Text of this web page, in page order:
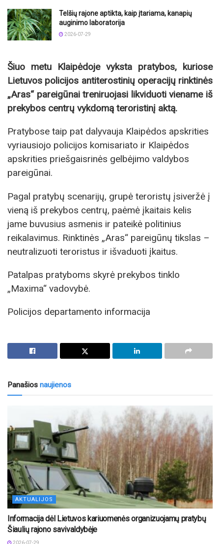
Telšių rajone aptikta, kaip įtariama, kanapių
auginimo laboratorija
2026-07-29
Šiuo metu Klaipėdoje vyksta pratybos, kuriose
Lietuvos policijos antiterostinių operacijų rinktinės
„Aras“ pareigūnai treniruojasi likviduoti viename iš
prekybos centrų vykdomą teroristinį aktą.
Pratybose taip pat dalyvauja Klaipėdos apskrities
vyriausiojo policijos komisariato ir Klaipėdos
apskrities priešgaisrinės gelbėjimo valdybos
pareigūnai.
Pagal pratybų scenarijų, grupė teroristų įsiveržė į
vieną iš prekybos centrų, paėmė įkaitais kelis
jame buvusius asmenis ir pateikė politinius
reikalavimus. Rinktinės „Aras“ pareigūnų tikslas –
neutralizuoti teroristus ir išvaduoti įkaitus.
Patalpas pratyboms skyrė prekybos tinklo
„Maxima“ vadovybė.
Policijos departamento informacija
Panašios naujienos
AKTUALIJOS
Informacija dėl Lietuvos kariuomenės organizuojamų pratybų
Šiaulių rajono savivaldybėje
2026-07-29